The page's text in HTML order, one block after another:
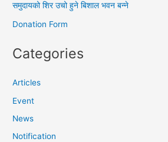
समुदायको शिर उचो हुने बिशाल भवन बन्ने
Donation Form
Categories
Articles
Event
News
Notification